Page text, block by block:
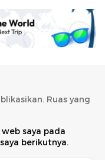
Ruas yang
saya pada
berikutnya.